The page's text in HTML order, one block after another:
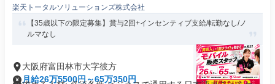
楽天トータルソリューションズ株式会社
【35歳以下の限定募集】賞与2回+インセンティブ支給/転勤なし/ノ
ルマなし
大阪府富田林市大字彼方
月給26万5500円～65万350円